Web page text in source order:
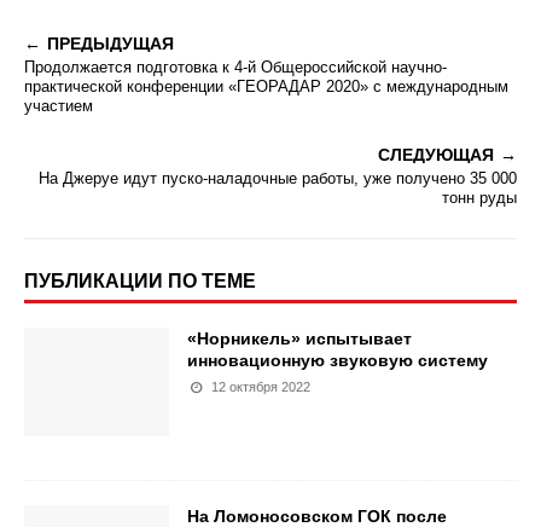
ПРЕДЫДУЩАЯ
Продолжается подготовка к 4-й Общероссийской научно-
практической конференции «ГЕОРАДАР 2020» с международным
участием
СЛЕДУЮЩАЯ
На Джеруе идут пуско-наладочные работы, уже получено 35 000
тонн руды
ПУБЛИКАЦИИ ПО ТЕМЕ
«Норникель» испытывает
инновационную звуковую систему
12 октября 2022
На Ломоносовском ГОК после